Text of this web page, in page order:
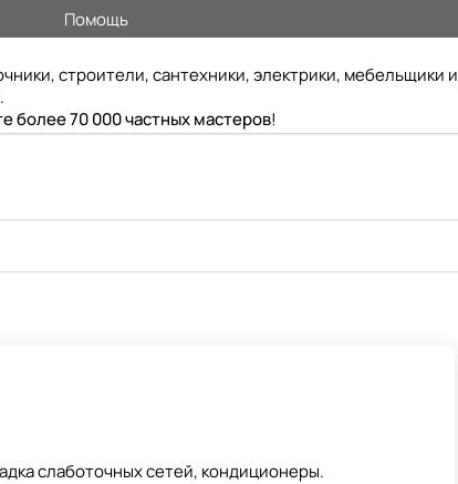
Помощь
строители, сантехники, электрики, мебельщики и
более 70 000 частных мастеров!
слаботочных сетей, кондиционеры.